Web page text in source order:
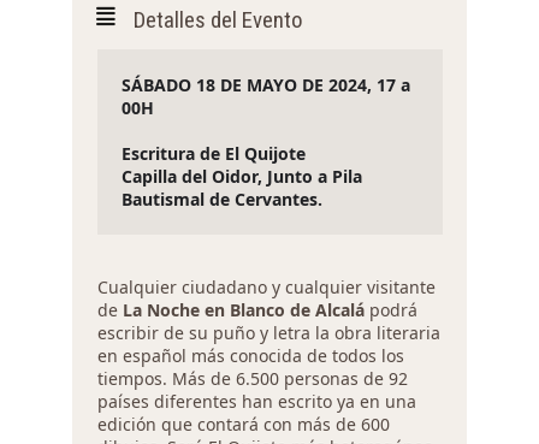
Detalles del Evento
SÁBADO 18 DE MAYO DE 2024, 17 a
00H
Escritura de El Quijote
Capilla del Oidor, Junto a Pila
Bautismal de Cervantes.
Cualquier ciudadano y cualquier visitante
de La Noche en Blanco de Alcalá podrá
escribir de su puño y letra la obra literaria
en español más conocida de todos los
tiempos. Más de 6.500 personas de 92
países diferentes han escrito ya en una
edición que contará con más de 600